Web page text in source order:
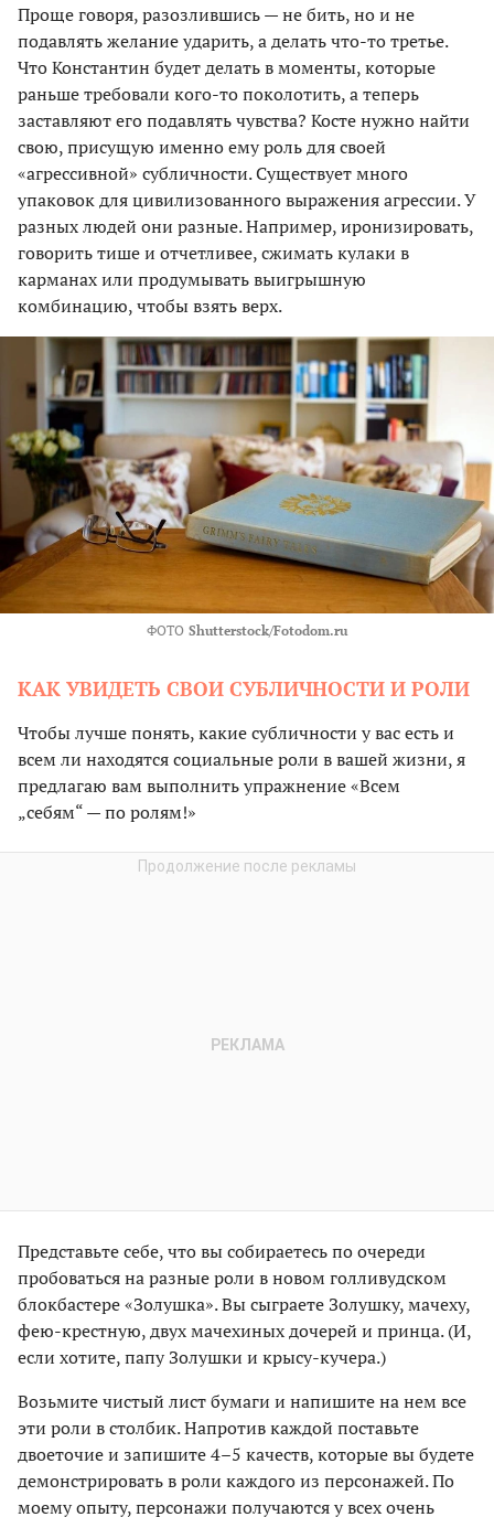
Проще говоря, разозлившись — не бить, но и не
подавлять желание ударить, а делать что-то третье.
Что Константин будет делать в моменты, которые
раньше требовали кого-то поколотить, а теперь
заставляют его подавлять чувства? Косте нужно найти
свою, присущую именно ему роль для своей
«агрессивной» субличности. Существует много
упаковок для цивилизованного выражения агрессии. У
разных людей они разные. Например, иронизировать,
говорить тише и отчетливее, сжимать кулаки в
карманах или продумывать выигрышную
комбинацию, чтобы взять верх.
ФОТО Shutterstock/Fotodom.ru
КАК УВИДЕТЬ СВОИ СУБЛИЧНОСТИ И РОЛИ
Чтобы лучше понять, какие субличности у вас есть и
всем ли находятся социальные роли в вашей жизни, я
предлагаю вам выполнить упражнение «Всем
„себям“ — по ролям!»
Представьте себе, что вы собираетесь по очереди
пробоваться на разные роли в новом голливудском
блокбастере «Золушка». Вы сыграете Золушку, мачеху,
фею-крестную, двух мачехиных дочерей и принца. (И,
если хотите, папу Золушки и крысу-кучера.)
Возьмите чистый лист бумаги и напишите на нем все
эти роли в столбик. Напротив каждой поставьте
двоеточие и запишите 4–5 качеств, которые вы будете
демонстрировать в роли каждого из персонажей. По
моему опыту, персонажи получаются у всех очень